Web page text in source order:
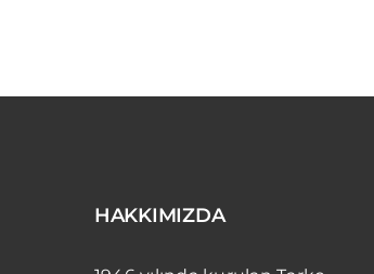
HAKKIMIZDA